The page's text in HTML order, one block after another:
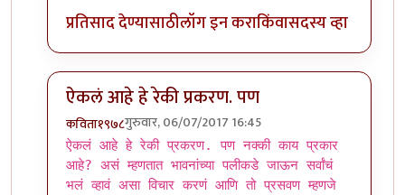
प्रतिसाद देण्यासाठीलॉग इन कराकिंवासदस्य व्हा
ऐकलं आहे हे रेकी प्रकरण. पण
कविता१९७८गुरुवार, 06/07/2017 16:45
In reply to ऐकलं आहे हे रेकी प्रकरण. पणbyज्योति अळवणी
ऐकलं आहे हे रेकी प्रकरण. पण नक्की काय प्रकार
आहे? असं म्हणतात भावनांच्या पलीकडे जाऊन सर्वांचं
भलं व्हावं असा विचार करणं आणि तो प्रसवण म्हणजे